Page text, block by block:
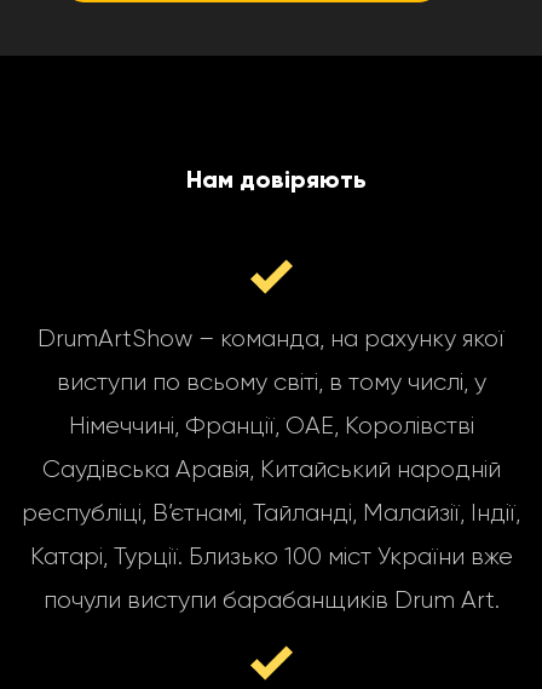
Нам довіряють
DrumArtShow – команда, на рахунку якої
виступи по всьому світі, в тому числі, у
Німеччині, Франції, ОАЕ, Королівстві
Саудівська Аравія, Китайський народній
республіці, В’єтнамі, Тайланді, Малайзії, Індії,
Катарі, Турції. Близько 100 міст України вже
почули виступи барабанщиків Drum Art.